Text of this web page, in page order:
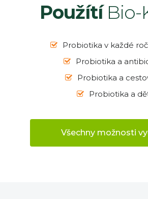
PoužítíBio-
Probiotika v každé
Probiotika a
Probiotika a
Probiotika a
Všechny možnosti